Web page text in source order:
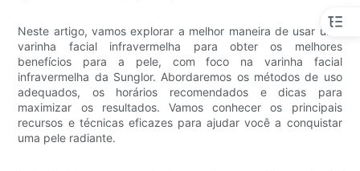
Neste artigo, vamos explorar a melhor maneira de usar uma
varinha facial infravermelha para obter os melhores
benefícios para a pele, com foco na varinha facial
infravermelha da Sunglor. Abordaremos os métodos de uso
adequados, os horários recomendados e dicas para
maximizar os resultados. Vamos conhecer os principais
recursos e técnicas eficazes para ajudar você a conquistar
uma pele radiante.